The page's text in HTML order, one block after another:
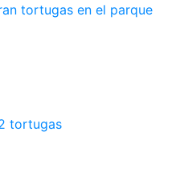
tortugas en el parque
tortugas